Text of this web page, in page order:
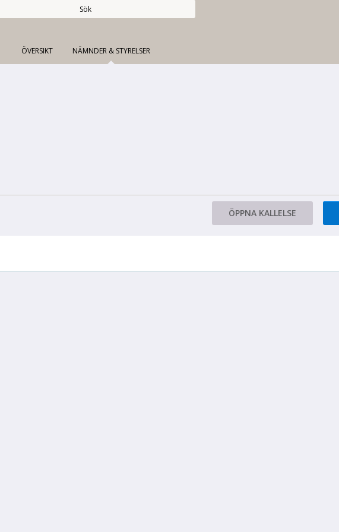
ÖVERSIKT NÄMNDER & STYRELSER
ÖPPNA KALLELSE